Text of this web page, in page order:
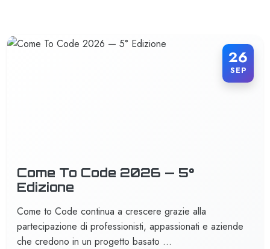
26
SEP
Come To Code 2026 — 5°
Edizione
Come to Code continua a crescere grazie alla
partecipazione di professionisti, appassionati e aziende
che credono in un progetto basato …